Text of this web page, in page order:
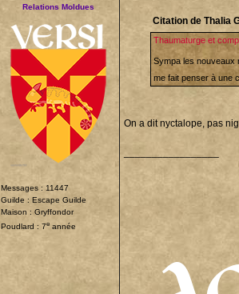
Relations Moldues
Messages : 11447
Guilde : Escape Guilde
Maison : Gryffondor
Poudlard : 7e année
Citation de Thalia
Thaumaturge et
Sympa les nouveaux
me fait penser à une
On a dit nyctalope, pas
_________________